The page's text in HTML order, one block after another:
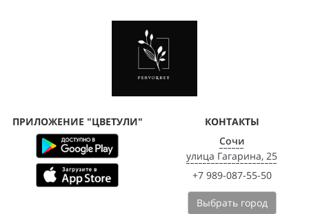
ПРИЛОЖЕНИЕ "ЦВЕТУЛИ"
КОНТАКТЫ
Сочи
улица Гагарина, 25
+7 989-087-55-50
Выбрать город